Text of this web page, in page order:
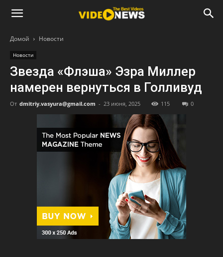
Домой Новости
Новости
Звезда «Флэша» Эзра Миллер
намерен вернуться в Голливуд
От dmitriy.vasyura@gmail.com - 23 июня, 2025 115 0